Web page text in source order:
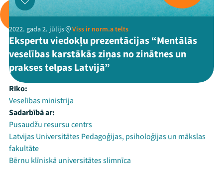
2022. gada 2. jūlijs Viss ir norm.a telts
Ekspertu viedokļu prezentācijas “Mentālās
veselības karstākās ziņas no zinātnes un
prakses telpas Latvijā”
Rīko:
Veselības ministrija
Sadarbībā ar:
Pusaudžu resursu centrs
Latvijas Universitātes Pedagoģijas, psiholoģijas un mākslas
fakultāte
Bērnu klīniskā universitātes slimnīca